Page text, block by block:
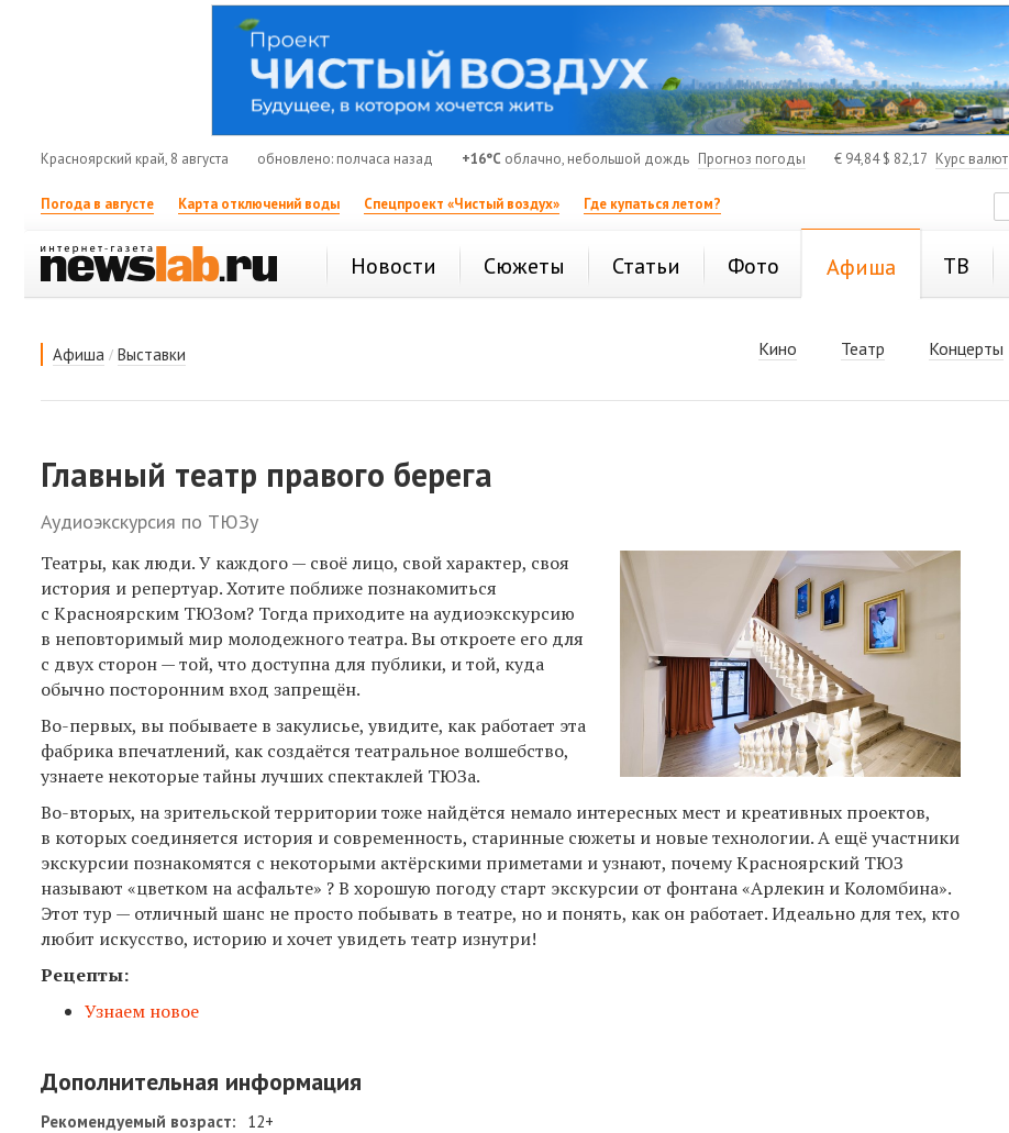
Красноярский край, 8 августа обновлено: полчаса назад +16°C облачно, небольшой дождь Прогноз погоды € 94,84$ 82,17 Курс валют
Погода в августе Карта отключений воды Спецпроект «Чистый воздух» Где купаться летом?
Новости Сюжеты Статьи Фото Афиша ТВ
Афиша / Выставки Кино Театр Концерты
Главный театр правого берега
Аудиоэкскурсия по ТЮЗу
Театры, как люди. У каждого — своё лицо, свой характер, своя
история и репертуар. Хотите поближе познакомиться
с Красноярским ТЮЗом? Тогда приходите на аудиоэкскурсию
в неповторимый мир молодежного театра. Вы откроете его для
с двух сторон — той, что доступна для публики, и той, куда
обычно посторонним вход запрещён.
Во-первых, вы побываете в закулисье, увидите, как работает эта
фабрика впечатлений, как создаётся театральное волшебство,
узнаете некоторые тайны лучших спектаклей ТЮЗа.
Во-вторых, на зрительской территории тоже найдётся немало интересных мест и креативных проектов,
в которых соединяется история и современность, старинные сюжеты и новые технологии. А ещё участники
экскурсии познакомятся с некоторыми актёрскими приметами и узнают, почему Красноярский ТЮЗ
называют «цветком на асфальте» ? В хорошую погоду старт экскурсии от фонтана «Арлекин и Коломбина».
Этот тур — отличный шанс не просто побывать в театре, но и понять, как он работает. Идеально для тех, кто
любит искусство, историю и хочет увидеть театр изнутри!
Рецепты:
Узнаем новое
Дополнительная информация
Рекомендуемый возраст: 12+